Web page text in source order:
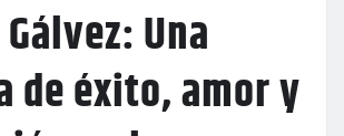
Una
de éxito, amor y